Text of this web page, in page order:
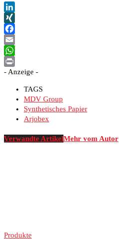
LinkedIn
XING
Facebook
Email
WhatsApp
Print
- Anzeige -
TAGS
MDV Group
Synthetisches Papier
Arjobex
Verwandte ArtikelMehr vom Autor
Produkte